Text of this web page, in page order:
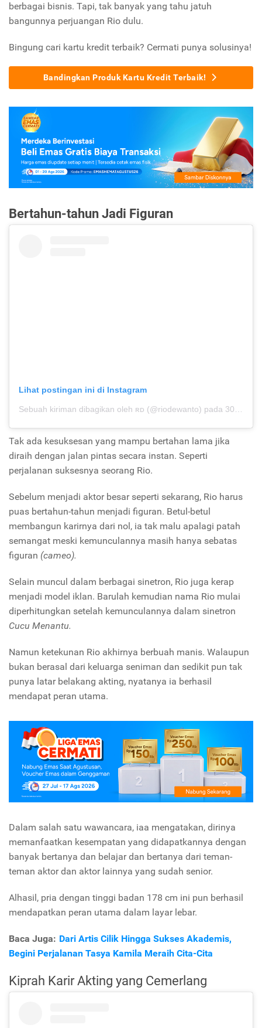
berbagai bisnis. Tapi, tak banyak yang tahu jatuh
bangunnya perjuangan Rio dulu.
Bingung cari kartu kredit terbaik? Cermati punya solusinya!
Bandingkan Produk Kartu Kredit Terbaik!
Bertahun-tahun Jadi Figuran
Lihat postingan ini di Instagram
Sebuah kiriman dibagikan oleh ʀᴅ (@riodewanto) pada 30 Des 2019 jam 8:01 PST
Tak ada kesuksesan yang mampu bertahan lama jika
diraih dengan jalan pintas secara instan. Seperti
perjalanan suksesnya seorang Rio.
Sebelum menjadi aktor besar seperti sekarang, Rio harus
puas bertahun-tahun menjadi figuran. Betul-betul
membangun karirnya dari nol, ia tak malu apalagi patah
semangat meski kemunculannya masih hanya sebatas
figuran (cameo).
Selain muncul dalam berbagai sinetron, Rio juga kerap
menjadi model iklan. Barulah kemudian nama Rio mulai
diperhitungkan setelah kemunculannya dalam sinetron
Cucu Menantu.
Namun ketekunan Rio akhirnya berbuah manis. Walaupun
bukan berasal dari keluarga seniman dan sedikit pun tak
punya latar belakang akting, nyatanya ia berhasil
mendapat peran utama.
Dalam salah satu wawancara, iaa mengatakan, dirinya
memanfaatkan kesempatan yang didapatkannya dengan
banyak bertanya dan belajar dan bertanya dari teman-
teman aktor dan aktor lainnya yang sudah senior.
Alhasil, pria dengan tinggi badan 178 cm ini pun berhasil
mendapatkan peran utama dalam layar lebar.
Baca Juga: Dari Artis Cilik Hingga Sukses Akademis,
Begini Perjalanan Tasya Kamila Meraih Cita-Cita
Kiprah Karir Akting yang Cemerlang